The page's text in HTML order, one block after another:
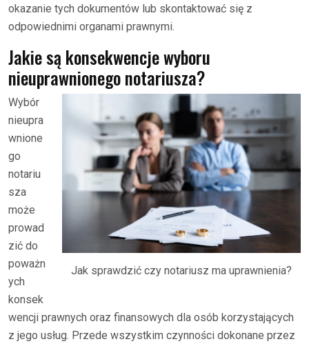
okazanie tych dokumentów lub skontaktować się z
odpowiednimi organami prawnymi.
Jakie są konsekwencje wyboru
nieuprawnionego notariusza?
Jak sprawdzić czy notariusz ma uprawnienia?
Wybór
nieupra
wnione
go
notariu
sza
może
prowad
zić do
poważn
ych
konsek
wencji prawnych oraz finansowych dla osób korzystających
z jego usług. Przede wszystkim czynności dokonane przez